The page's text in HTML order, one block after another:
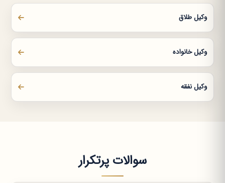
وکیل طلاق
وکیل خانواده
وکیل نفقه
سوالات پرتکرار